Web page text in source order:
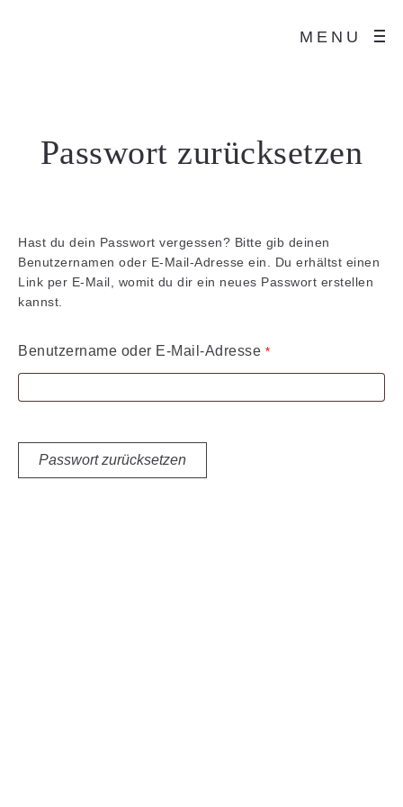
MENU
Passwort zurücksetzen
Hast du dein Passwort vergessen? Bitte gib deinen
Benutzernamen oder E-Mail-Adresse ein. Du erhältst einen
Link per E-Mail, womit du dir ein neues Passwort erstellen
kannst.
Benutzername oder E-Mail-Adresse *
Passwort zurücksetzen